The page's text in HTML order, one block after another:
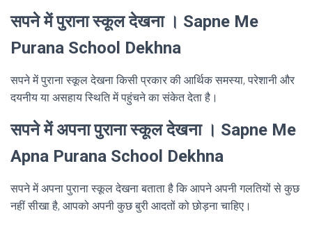
सपने में पुराना स्कूल देखना । Sapne Me
Purana School Dekhna
सपने में पुराना स्कूल देखना किसी प्रकार की आर्थिक समस्या, परेशानी और
दयनीय या असहाय स्थिति में पहुंचने का संकेत देता है।
सपने में अपना पुराना स्कूल देखना । Sapne Me
Apna Purana School Dekhna
सपने में अपना पुराना स्कूल देखना बताता है कि आपने अपनी गलतियों से कुछ
नहीं सीखा है, आपको अपनी कुछ बुरी आदतों को छोड़ना चाहिए।